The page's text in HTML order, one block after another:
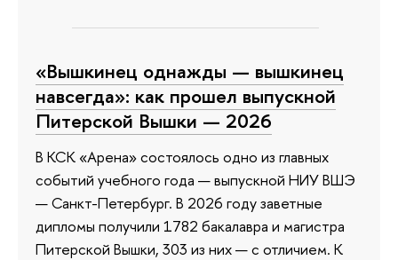
«Вышкинец однажды — вышкинец
навсегда»: как прошел выпускной
Питерской Вышки — 2026
В КСК «Арена» состоялось одно из главных
событий учебного года — выпускной НИУ ВШЭ
— Санкт-Петербург. В 2026 году заветные
дипломы получили 1782 бакалавра и магистра
Питерской Вышки, 303 из них — с отличием. К